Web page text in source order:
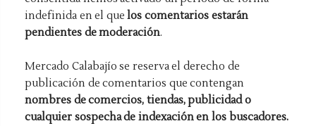
indefinida en el quelos comentarios estarán
pendientes de moderación.
Mercado Calabajío se reserva el derecho de
publicación de comentarios que contengan
nombres de comercios, tiendas, publicidad o
cualquier sospecha de indexación en los buscadores.